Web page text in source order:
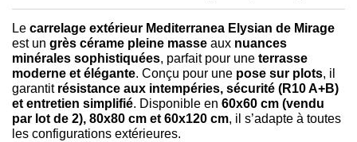
Le carrelage extérieur Mediterranea Elysian de Mirage
est un grès cérame pleine masse aux nuances
minérales sophistiquées, parfait pour une terrasse
moderne et élégante. Conçu pour une pose sur plots, il
garantit résistance aux intempéries, sécurité (R10 A+B)
et entretien simplifié. Disponible en 60x60 cm (vendu
par lot de 2), 80x80 cm et 60x120 cm, il s’adapte à toutes
les configurations extérieures.